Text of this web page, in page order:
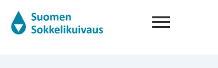
sisältöön